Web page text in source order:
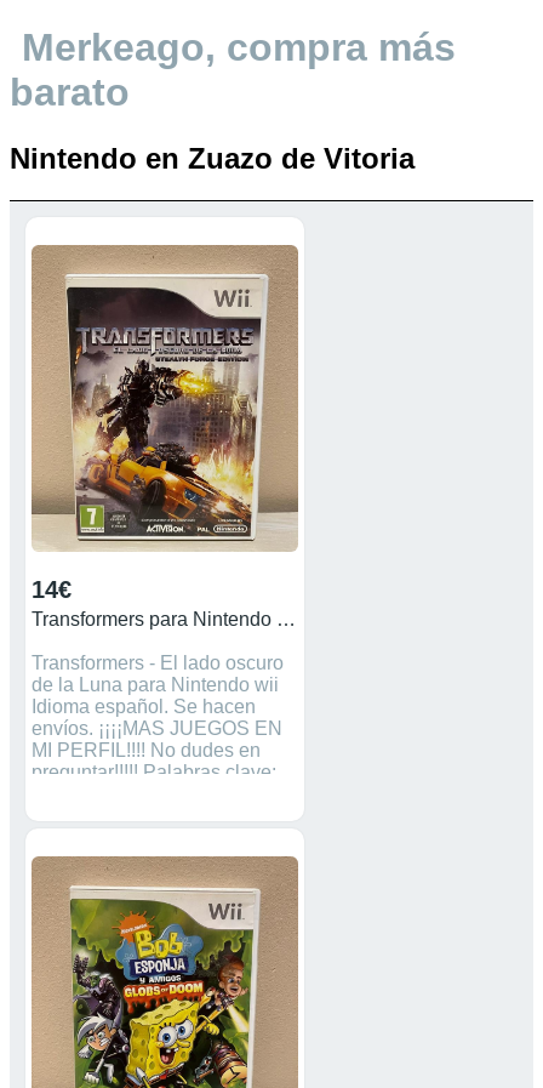
Merkeago, compra más
barato
Nintendo en Zuazo de Vitoria
14€
Transformers para Nintendo Wii
Transformers - El lado oscuro
de la Luna para Nintendo wii
Idioma español. Se hacen
envíos. ¡¡¡¡MAS JUEGOS EN
MI PERFIL!!!! No dudes en
preguntar!!!!! Palabras clave:
Mario, pokemon, wii, mandos,
dance, fifa, pes, sonic,
coleccionistas, mando, kart,
videojuegos, zelda, wario,
donkey Kong, Pokémon.